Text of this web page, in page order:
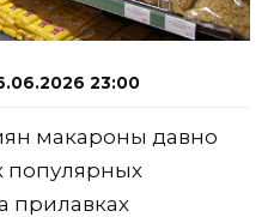
23:00
макароны давно
популярных
прилавках